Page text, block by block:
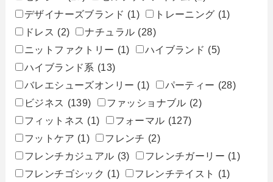
デザイナーズブランド (1) トレーニング (1)
ドレス (2) ナチュラル (28)
ニットファクトリー (1) ハイブランド (5)
ハイブランド系 (13)
バレエシューズオンリー (1) パーティー (28)
ビジネス (139) ファッショナブル (2)
フィットネス (1) フォーマル (127)
フットケア (1) フレンチ (2)
フレンチカジュアル (3) フレンチガーリー (1)
フレンチゴシック (1) フレンチテイスト
(1)